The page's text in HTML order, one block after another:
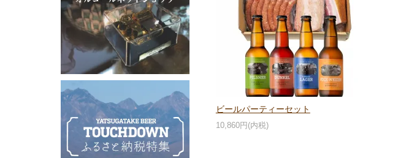
ビールパーティーセット
10,860円(内税)